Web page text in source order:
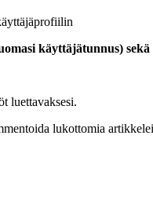
käyttäjätunnus) sekä
luettavaksesi.
lukottomia